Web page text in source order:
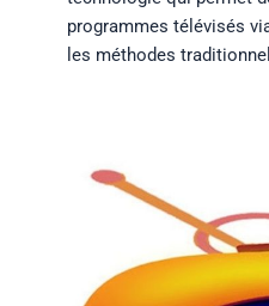
programmes télévisés
les méthodes